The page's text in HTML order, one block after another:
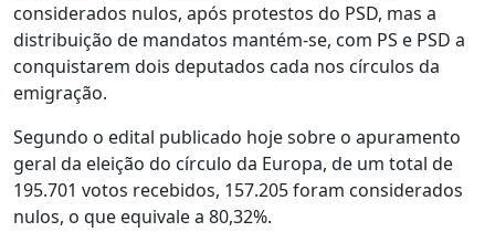
considerados nulos, após protestos do PSD, mas a
distribuição de mandatos mantém-se, com PS e PSD a
conquistarem dois deputados cada nos círculos da
emigração.
Segundo o edital publicado hoje sobre o apuramento
geral da eleição do círculo da Europa, de um total de
195.701 votos recebidos, 157.205 foram considerados
nulos, o que equivale a 80,32%.